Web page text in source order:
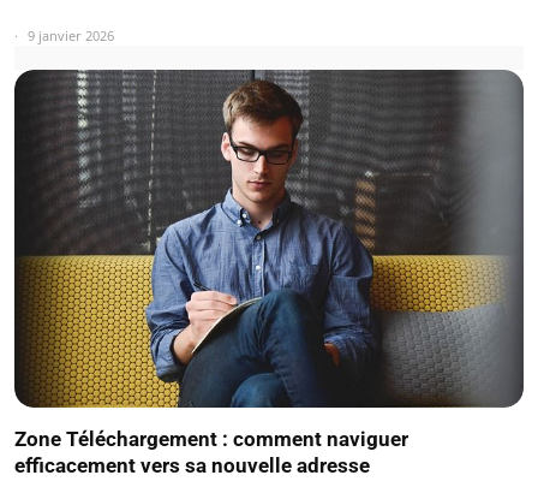
9 janvier 2026
Zone Téléchargement : comment naviguer
efficacement vers sa nouvelle adresse